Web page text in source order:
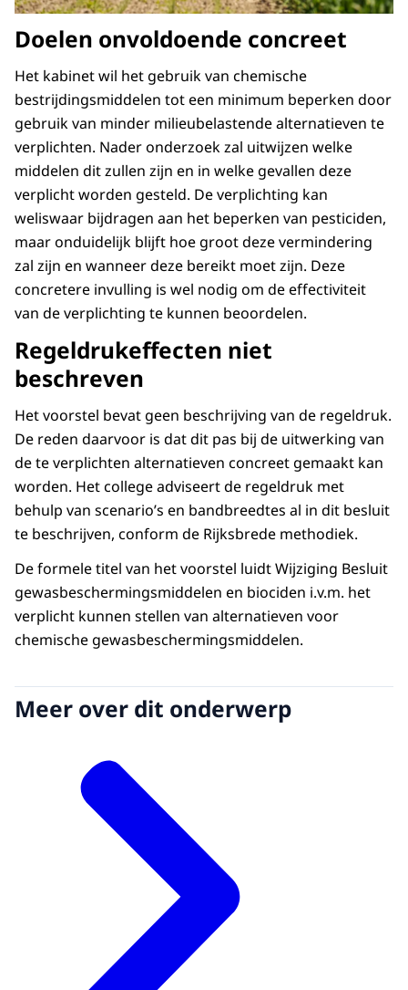
Doelen onvoldoende concreet
Het kabinet wil het gebruik van chemische
bestrijdingsmiddelen tot een minimum beperken door
gebruik van minder milieubelastende alternatieven te
verplichten. Nader onderzoek zal uitwijzen welke
middelen dit zullen zijn en in welke gevallen deze
verplicht worden gesteld. De verplichting kan
weliswaar bijdragen aan het beperken van pesticiden,
maar onduidelijk blijft hoe groot deze vermindering
zal zijn en wanneer deze bereikt moet zijn. Deze
concretere invulling is wel nodig om de effectiviteit
van de verplichting te kunnen beoordelen.
Regeldrukeffecten niet
beschreven
Het voorstel bevat geen beschrijving van de regeldruk.
De reden daarvoor is dat dit pas bij de uitwerking van
de te verplichten alternatieven concreet gemaakt kan
worden. Het college adviseert de regeldruk met
behulp van scenario’s en bandbreedtes al in dit besluit
te beschrijven, conform de Rijksbrede methodiek.
De formele titel van het voorstel luidt Wijziging Besluit
gewasbeschermingsmiddelen en biociden i.v.m. het
verplicht kunnen stellen van alternatieven voor
chemische gewasbeschermingsmiddelen.
Meer over dit onderwerp